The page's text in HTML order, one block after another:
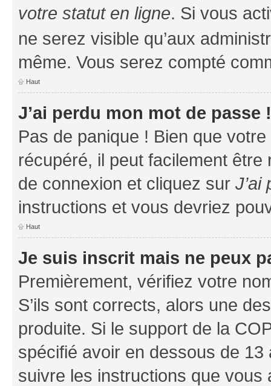
votre statut en ligne. Si vous
ne serez visible qu’aux
même. Vous serez compté
Haut
J’ai perdu mon mot de passe !
Pas de panique ! Bien que
récupéré, il peut facilement
de connexion et cliquez sur J’ai
instructions et vous devriez
Haut
Je suis inscrit mais ne peux
Premièrement, vérifiez votre
S’ils sont corrects, alors une
produite. Si le support de la
spécifié avoir en dessous de 13
suivre les instructions que